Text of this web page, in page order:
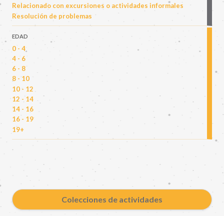
Relacionado con excursiones o actividades informales
Resolución de problemas
EDAD
0 - 4
4 - 6
6 - 8
8 - 10
10 - 12
12 - 14
14 - 16
16 - 19
19+
Colecciones de actividades